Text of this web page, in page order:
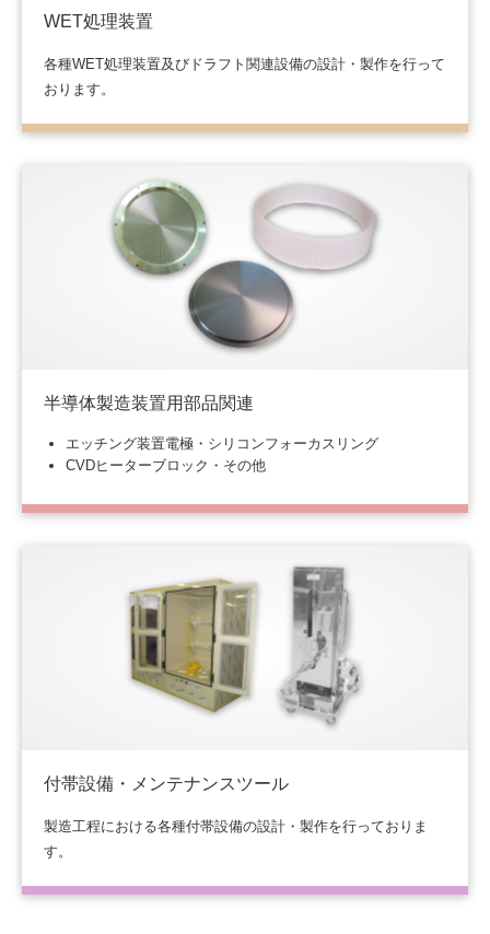
WET処理装置
各種WET処理装置及びドラフト関連設備の設計・製作を行って
おります。
半導体製造装置用部品関連
エッチング装置電極・シリコンフォーカスリング
CVDヒーターブロック・その他
付帯設備・メンテナンスツール
製造工程における各種付帯設備の設計・製作を行っておりま
す。